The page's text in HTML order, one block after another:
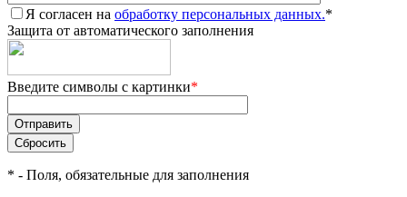
Я согласен на обработку персональных данных.*
Защита от автоматического заполнения
Введите символы с картинки*
* - Поля, обязательные для заполнения